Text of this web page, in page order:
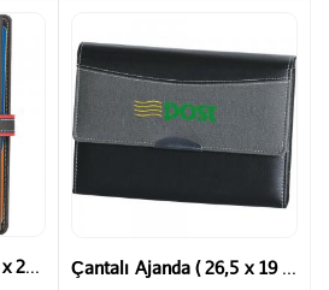
Organizer Ajanda ( 18 x 23 cm ) Çantalı Ajanda ( 26,5 x 19 cm )